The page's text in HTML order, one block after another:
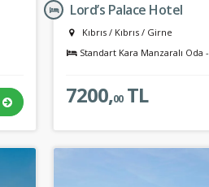
Lord’s Palace Hotel
Kıbrıs / Kıbrıs / Girne
Standart Kara Manzaralı Oda -
7200,00TL